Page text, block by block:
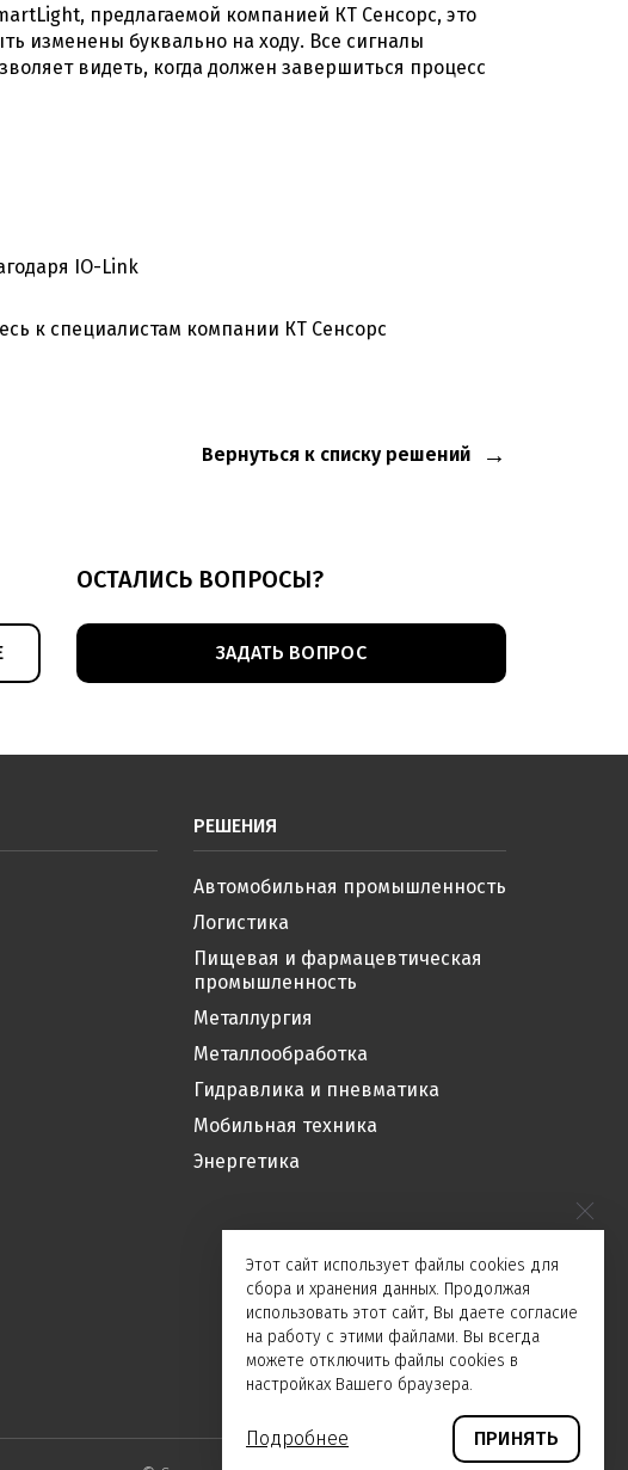
предлагаемой компанией КТ Сенсорс, это
изменены буквально на ходу. Все сигналы
видеть, когда должен завершиться процесс
IO-Link
к специалистам компании КТ Сенсорс
Вернуться к списку решений
ОСТАЛИСЬ ВОПРОСЫ?
ЗАДАТЬ ВОПРОС
РЕШЕНИЯ
Автомобильная промышленность
Логистика
Пищевая и фармацевтическая
промышленность
Металлургия
Металлообработка
Гидравлика и пневматика
Мобильная техника
Энергетика
Этот сайт использует файлы cookies для
сбора и хранения данных. Продолжая
использовать этот сайт, Вы даете согласие
на работу с этими файлами. Вы всегда
можете отключить файлы cookies в
настройках Вашего браузера.
Подробнее ПРИНЯТЬ